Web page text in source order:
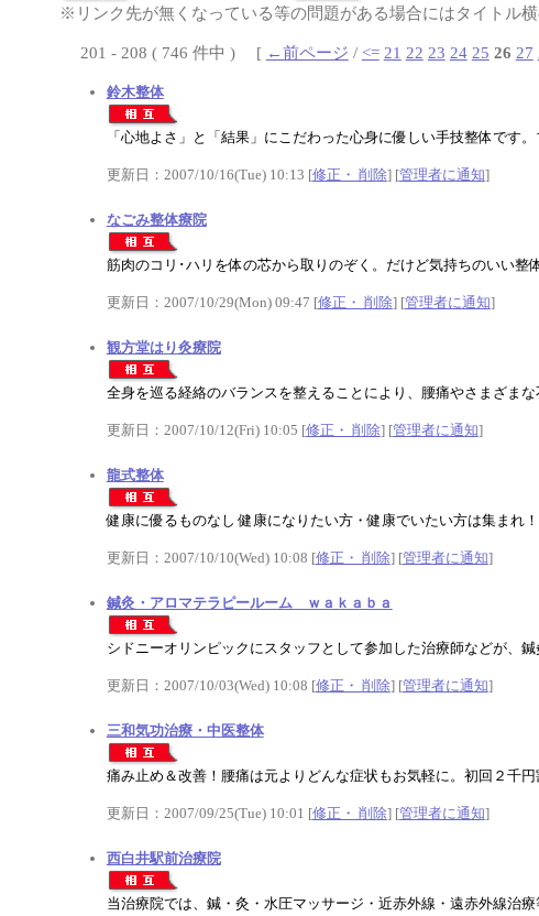
※リンク先が無くなっている等の問題がある場合にはタイトル
201 - 208 ( 746 件中 ) [ ←前ページ / <= 21 22 23 24 25 26 27
鈴木整体
「心地よさ」と「結果」にこだわった心身に優しい手技整体です
更新日：2007/10/16(Tue) 10:13 [修正・ 削除] [管理者に通知]
なごみ整体療院
筋肉のコリ･ハリを体の芯から取りのぞく。だけど気持ちのいい整
更新日：2007/10/29(Mon) 09:47 [修正・ 削除] [管理者に通知]
観方堂はり灸療院
全身を巡る経絡のバランスを整えることにより、腰痛やさまざま
更新日：2007/10/12(Fri) 10:05 [修正・ 削除] [管理者に通知]
龍式整体
健康に優るものなし 健康になりたい方・健康でいたい方は集まれ
更新日：2007/10/10(Wed) 10:08 [修正・ 削除] [管理者に通知]
鍼灸・アロマテラピールーム ｗａｋａｂａ
シドニーオリンピックにスタッフとして参加した治療師などが、
更新日：2007/10/03(Wed) 10:08 [修正・ 削除] [管理者に通知]
三和気功治療・中医整体
痛み止め＆改善！腰痛は元よりどんな症状もお気軽に。初回２千
更新日：2007/09/25(Tue) 10:01 [修正・ 削除] [管理者に通知]
西白井駅前治療院
当治療院では、鍼・灸・水圧マッサージ・近赤外線・遠赤外線治